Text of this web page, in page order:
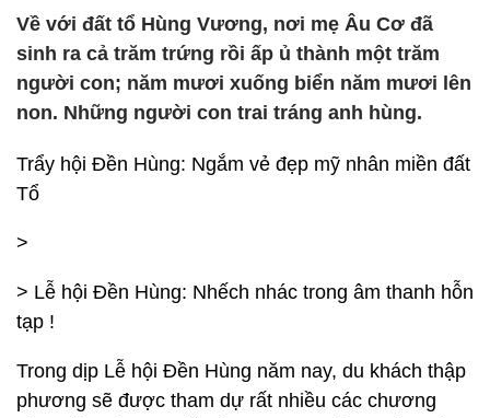
Về với đất tổ Hùng Vương, nơi mẹ Âu Cơ đã
sinh ra cả trăm trứng rồi ấp ủ thành một trăm
người con; năm mươi xuống biển năm mươi lên
non. Những người con trai tráng anh hùng.
Trẩy hội Đền Hùng: Ngắm vẻ đẹp mỹ nhân miền đất
Tổ
>
> Lễ hội Đền Hùng: Nhếch nhác trong âm thanh hỗn
tạp !
Trong dịp Lễ hội Đền Hùng năm nay, du khách thập
phương sẽ được tham dự rất nhiều các chương